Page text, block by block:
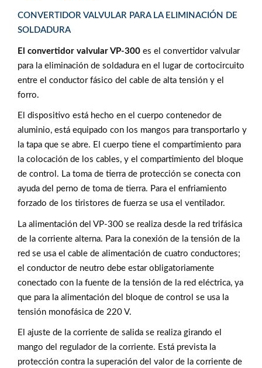
CONVERTIDOR VALVULAR PARA LA ELIMINACIÓN DE
SOLDADURA
El convertidor valvular VP-300 es el convertidor valvular
para la eliminación de soldadura en el lugar de cortocircuito
entre el conductor fásico del cable de alta tensión y el
forro.
El dispositivo está hecho en el cuerpo contenedor de
aluminio, está equipado con los mangos para transportarlo y
la tapa que se abre. El cuerpo tiene el compartimiento para
la colocación de los cables, y el compartimiento del bloque
de control. La toma de tierra de protección se conecta con
ayuda del perno de toma de tierra. Para el enfriamiento
forzado de los tiristores de fuerza se usa el ventilador.
La alimentación del VP-300 se realiza desde la red trifásica
de la corriente alterna. Para la conexión de la tensión de la
red se usa el cable de alimentación de cuatro conductores;
el conductor de neutro debe estar obligatoriamente
conectado con la fuente de la tensión de la red eléctrica, ya
que para la alimentación del bloque de control se usa la
tensión monofásica de 220 V.
El ajuste de la corriente de salida se realiza girando el
mango del regulador de la corriente. Está prevista la
protección contra la superación del valor de la corriente de